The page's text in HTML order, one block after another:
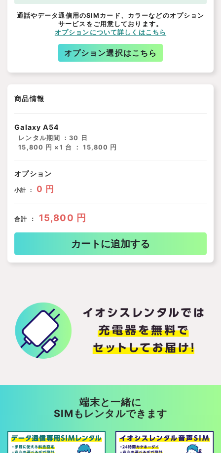
通話やデータ通信用のSIMカード、カラーなどのオプション
サービスをご用意しております。
オプションについて詳しくはこちら
オプション選択はこちら
商品情報
Galaxy A54
レンタル期間 ：30 日
15,800 円 ×1 台 ： 15,800 円
オプション
小計 ： 0 円
合計 ： 15,800 円
カートに追加する
端末と一緒に
SIMもレンタルできます